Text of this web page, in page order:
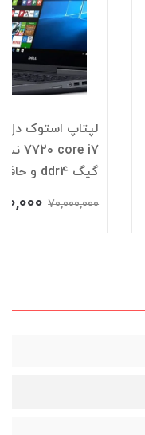
گیگ ddr4 و حافظه SSD 512 گیگ
70,000,000